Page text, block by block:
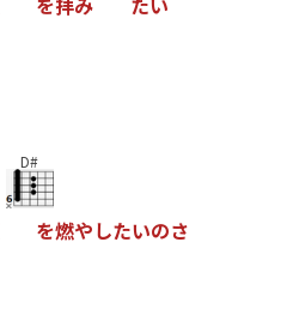
D#
を燃やしたいのさ